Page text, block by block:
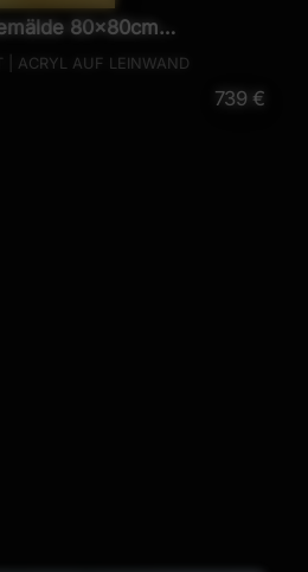
80x80cm
handgefertigt
weiss schwarz anthrazit
| ACRYL AUF LEINWAND
739 €